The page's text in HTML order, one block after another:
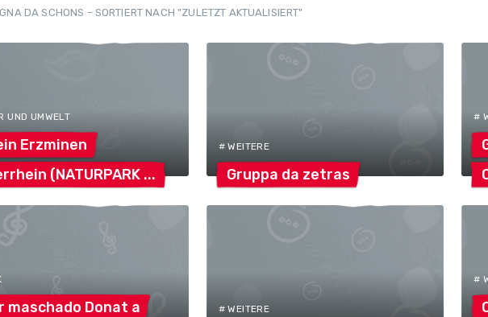
DA SCHONS – SORTIERT NACH "ZULETZT AKTUALISIERT"
UND UMWELT
Erzminen
(NATURPARK
# WEITERE
Gruppa da zetras
#
maschado Donat a
# WEITERE
#